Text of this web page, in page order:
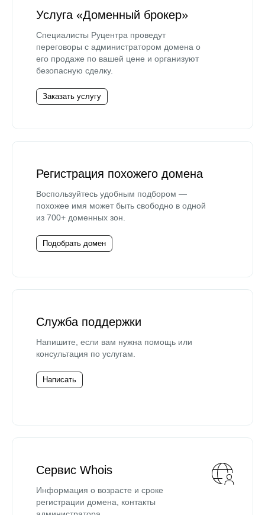
Услуга «Доменный брокер»
Специалисты Руцентра проведут
переговоры с администратором домена о
его продаже по вашей цене и организуют
безопасную сделку.
Заказать услугу
Регистрация похожего домена
Воспользуйтесь удобным подбором —
похожее имя может быть свободно в одной
из 700+ доменных зон.
Подобрать домен
Служба поддержки
Напишите, если вам нужна помощь или
консультация по услугам.
Написать
Сервис Whois
Информация о возрасте и сроке
регистрации домена, контакты